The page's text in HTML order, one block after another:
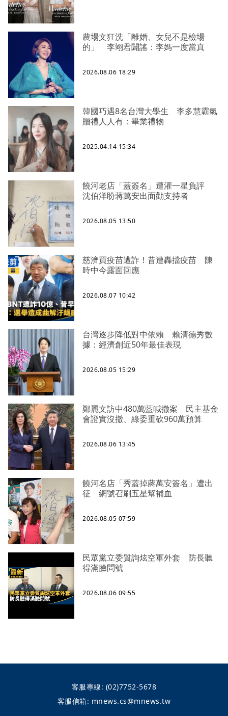
農場文狂洗「離婚、女兒不是檢場
的」 李翊君闢謠：李媽一度當真
2026.08.06 18:29
韓國巧遇8名台灣大學生 李多慧霸氣
贈禮人人有：畢業禮物
2025.04.14 15:34
饒河老店「蓋簽名」遭灌一星負評
沈伯洋盼蔣萬安出面勸支持者
2026.08.05 13:50
慈濟買疫苗遭詐！昔遭轟擋疫苗 陳
時中今露面回應
2026.08.07 10:42
台灣逐步降低對中依賴 賴清德秀數
據：經濟創近50年最佳表現
2026.08.05 15:29
鄭麗文訪中480萬藍喊撤案 民主基金
會證實沒撤、綠委重砍960萬預算
2026.08.06 13:45
饒河名店「秀蓋掉蔣萬安簽名」遭出
征 網號召刷五星幫補血
2026.08.05 07:59
民眾黨立委質詢炫空軍外套 防長聽
得滿臉問號
2026.08.06 09:55
客服專線: (02)7752-5678
客服信箱: mnews.cs@mnews.tw